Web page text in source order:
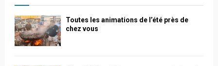
Toutes les animations de l’été près de
chez vous